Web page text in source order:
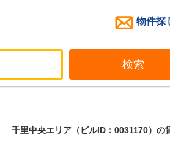
物件探
検索
千里中央エリア（ビルID：0031170）の